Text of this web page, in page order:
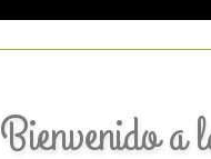
Bienvenido a